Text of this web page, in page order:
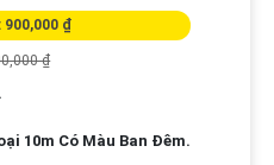
900,000 ₫
₫
10m Có Màu Ban Ðêm.